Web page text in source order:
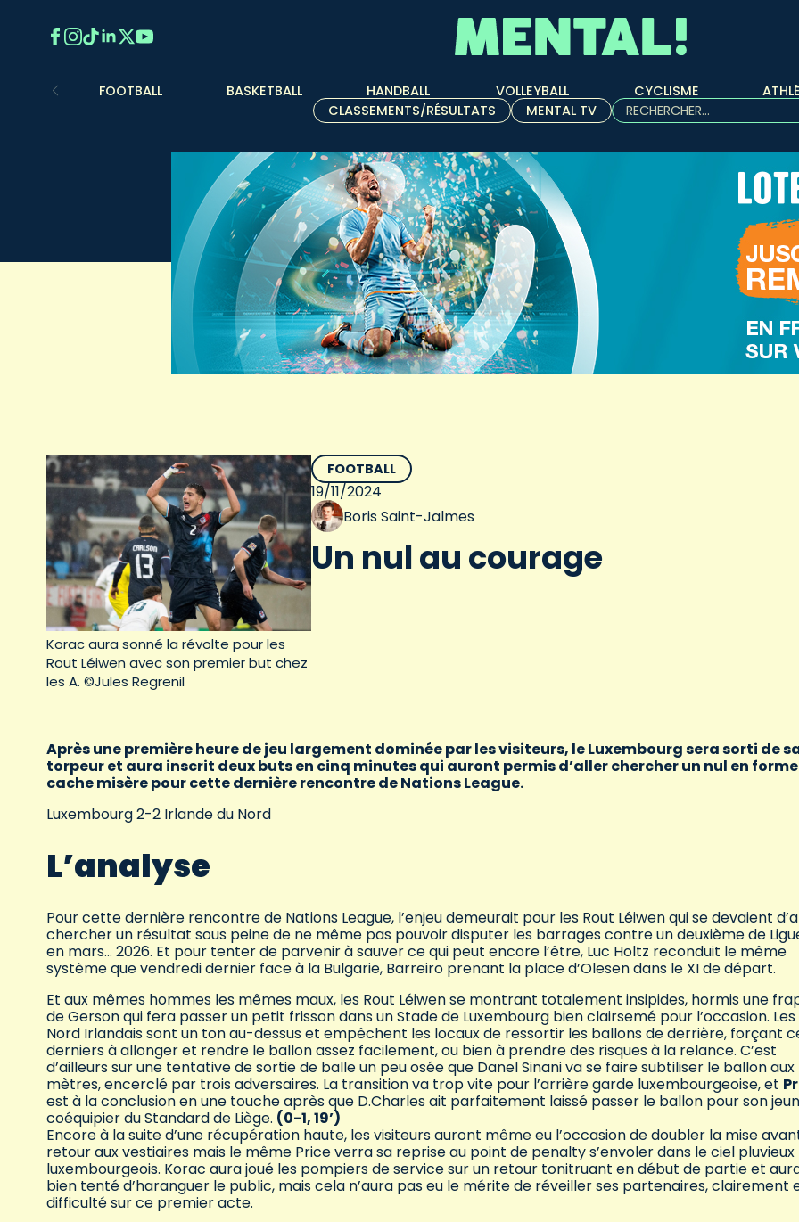
FOOTBALL BASKETBALL HANDBALL VOLLEYBALL CYCLISME
CLASSEMENTS/RÉSULTATS
MENTAL TV
Rechercher :
Korac aura sonné la révolte pour les
Rout Léiwen avec son premier but chez
les A. ©Jules Regrenil
FOOTBALL
19/11/2024
Boris Saint-Jalmes
Un nul au courage
Après une première heure de jeu largement dominée par les visiteurs, le Luxembourg sera sorti de
torpeur et aura inscrit deux buts en cinq minutes qui auront permis d’aller chercher un nul en
cache misère pour cette dernière rencontre de Nations League.
Luxembourg 2-2 Irlande du Nord
L’analyse
Pour cette dernière rencontre de Nations League, l’enjeu demeurait pour les Rout Léiwen qui se devaient
chercher un résultat sous peine de ne même pas pouvoir disputer les barrages contre un deuxième de
en mars… 2026. Et pour tenter de parvenir à sauver ce qui peut encore l’être, Luc Holtz reconduit le même
système que vendredi dernier face à la Bulgarie, Barreiro prenant la place d’Olesen dans le XI de départ.
Et aux mêmes hommes les mêmes maux, les Rout Léiwen se montrant totalement insipides, hormis une
de Gerson qui fera passer un petit frisson dans un Stade de Luxembourg bien clairsemé pour l’occasion. Les
Nord Irlandais sont un ton au-dessus et empêchent les locaux de ressortir les ballons de derrière, forçant
derniers à allonger et rendre le ballon assez facilement, ou bien à prendre des risques à la relance. C’est
d’ailleurs sur une tentative de sortie de balle un peu osée que Danel Sinani va se faire subtiliser le ballon
mètres, encerclé par trois adversaires. La transition va trop vite pour l’arrière garde luxembourgeoise, et
est à la conclusion en une touche après que D.Charles ait parfaitement laissé passer le ballon pour son
coéquipier du Standard de Liège. (0-1, 19’)
Encore à la suite d’une récupération haute, les visiteurs auront même eu l’occasion de doubler la mise
retour aux vestiaires mais le même Price verra sa reprise au point de penalty s’envoler dans le ciel pluvieux
luxembourgeois. Korac aura joué les pompiers de service sur un retour tonitruant en début de partie et
bien tenté d’haranguer le public, mais cela n’aura pas eu le mérite de réveiller ses partenaires, clairement
difficulté sur ce premier acte.